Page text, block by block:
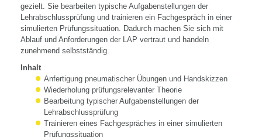
gezielt. Sie bearbeiten typische Aufgabenstellungen der
Lehrabschlussprüfung und trainieren ein Fachgespräch in einer
simulierten Prüfungssituation. Dadurch machen Sie sich mit
Ablauf und Anforderungen der LAP vertraut und handeln
zunehmend selbstständig.
Inhalt
Anfertigung pneumatischer Übungen und Handskizzen
Wiederholung prüfungsrelevanter Theorie
Bearbeitung typischer Aufgabenstellungen der
Lehrabschlussprüfung
Trainieren eines Fachgespräches in einer simulierten
Prüfungssituation